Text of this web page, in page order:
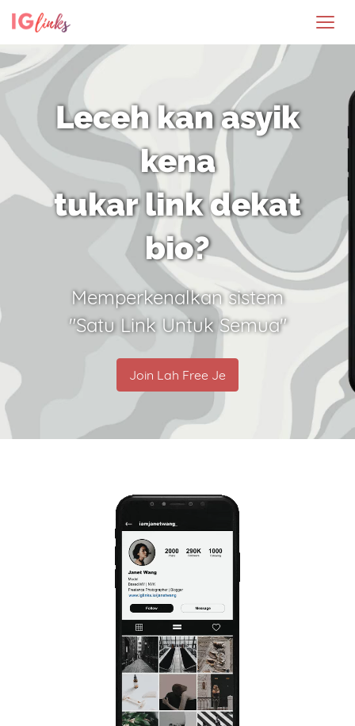
Leceh kan asyik
kena
tukar link dekat
bio?
Memperkenalkan sistem
"Satu Link Untuk Semua"
Join Lah Free Je